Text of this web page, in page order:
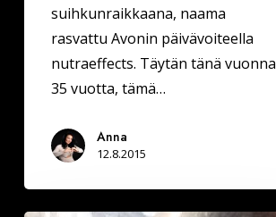
suihkunraikkaana, naama
rasvattu Avonin päivävoiteella
nutraeffects. Täytän tänä vuonna
35 vuotta, tämä…
Anna
12.8.2015